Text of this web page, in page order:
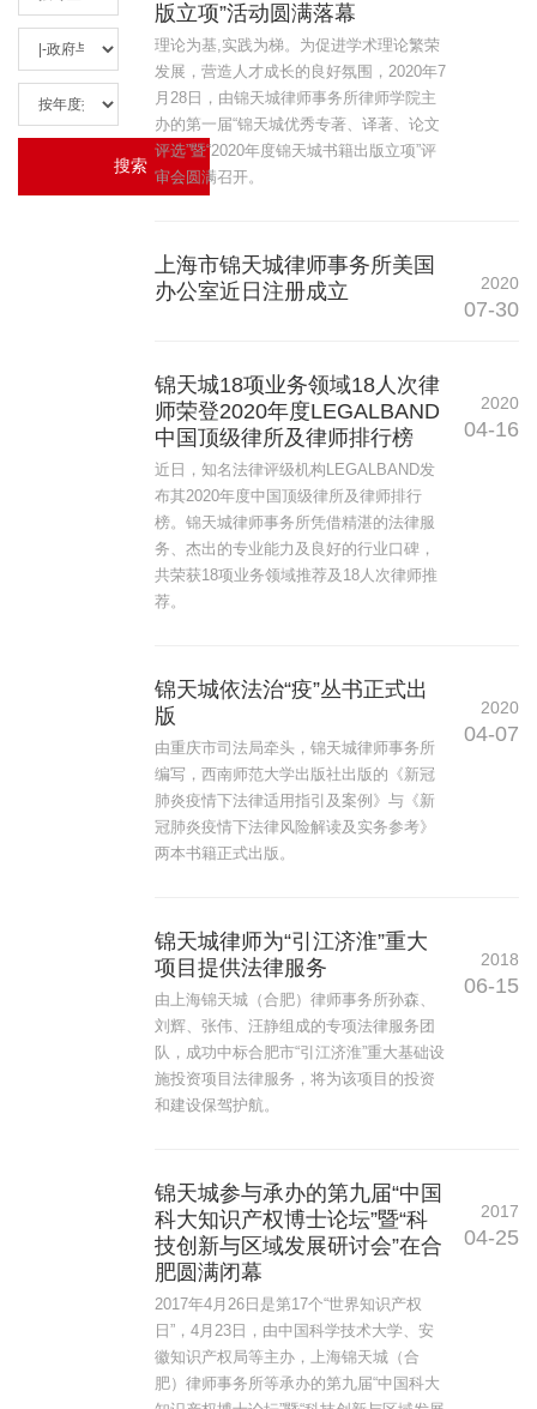
版立项”活动圆满落幕
理论为基,实践为梯。为促进学术理论繁荣
发展，营造人才成长的良好氛围，2020年7
月28日，由锦天城律师事务所律师学院主
办的第一届“锦天城优秀专著、译著、论文
评选”暨“2020年度锦天城书籍出版立项”评
审会圆满召开。
上海市锦天城律师事务所美国
办公室近日注册成立
2020
07-30
锦天城18项业务领域18人次律
师荣登2020年度LEGALBAND
中国顶级律所及律师排行榜
近日，知名法律评级机构LEGALBAND发
布其2020年度中国顶级律所及律师排行
榜。锦天城律师事务所凭借精湛的法律服
务、杰出的专业能力及良好的行业口碑，
共荣获18项业务领域推荐及18人次律师推
荐。
2020
04-16
锦天城依法治“疫”丛书正式出
版
由重庆市司法局牵头，锦天城律师事务所
编写，西南师范大学出版社出版的《新冠
肺炎疫情下法律适用指引及案例》与《新
冠肺炎疫情下法律风险解读及实务参考》
两本书籍正式出版。
2020
04-07
锦天城律师为“引江济淮”重大
项目提供法律服务
由上海锦天城（合肥）律师事务所孙森、
刘辉、张伟、汪静组成的专项法律服务团
队，成功中标合肥市“引江济淮”重大基础设
施投资项目法律服务，将为该项目的投资
和建设保驾护航。
2018
06-15
锦天城参与承办的第九届“中国
科大知识产权博士论坛”暨“科
技创新与区域发展研讨会”在合
肥圆满闭幕
2017年4月26日是第17个“世界知识产权
日”，4月23日，由中国科学技术大学、安
徽知识产权局等主办，上海锦天城（合
肥）律师事务所等承办的第九届“中国科大
2017
04-25